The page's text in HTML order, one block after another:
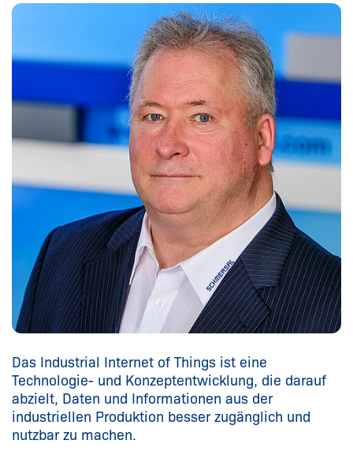
Das Industrial Internet of Things ist eine
Technologie- und Konzeptentwicklung, die darauf
abzielt, Daten und Informa­tionen aus der
industriellen Produktion besser zugänglich und
nutzbar zu machen.